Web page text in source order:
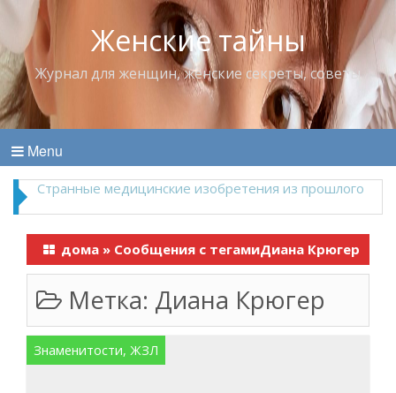
Женские тайны
Журнал для женщин, женские секреты, советы
Menu
Что пить в жару
дома » Сообщения с тегамиДиана Крюгер
Метка: Диана Крюгер
Знаменитости, ЖЗЛ